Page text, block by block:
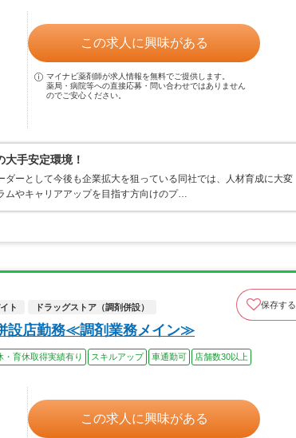
この求人に興味がある
マイナビ薬剤師が求人情報を無料でご提供します。
薬局・病院等への直接応募・問い合わせではありません
のでご安心ください。
手安定環境！
ーとして今後も企業拡大を狙っている同社では、人材育成に大変
ムやキャリアアップを目指す方向けのプ…
ト ドラッグストア（調剤併設） 保存する
設店勤務≪調剤業務メイン≫
・育休取得実績有り スキルアップ 車通勤可
店舗数30以上
この求人に興味がある